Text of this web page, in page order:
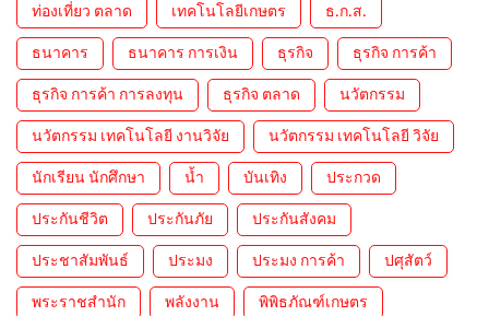
ท่องเที่ยว ตลาด เทคโนโลยีเกษตร ธ.ก.ส.
ธนาคาร ธนาคาร การเงิน ธุรกิจ ธุรกิจ การค้า
ธุรกิจ การค้า การลงทุน ธุรกิจ ตลาด นวัตกรรม
นวัตกรรม เทคโนโลยี งานวิจัย นวัตกรรม เทคโนโลยี วิจัย
นักเรียน นักศึกษา น้ำ บันเทิง ประกวด
ประกันชีวิต ประกันภัย ประกันสังคม
ประชาสัมพันธ์ ประมง ประมง การค้า ปศุสัตว์
พระราชสำนัก พลังงาน พิพิธภัณฑ์เกษตร